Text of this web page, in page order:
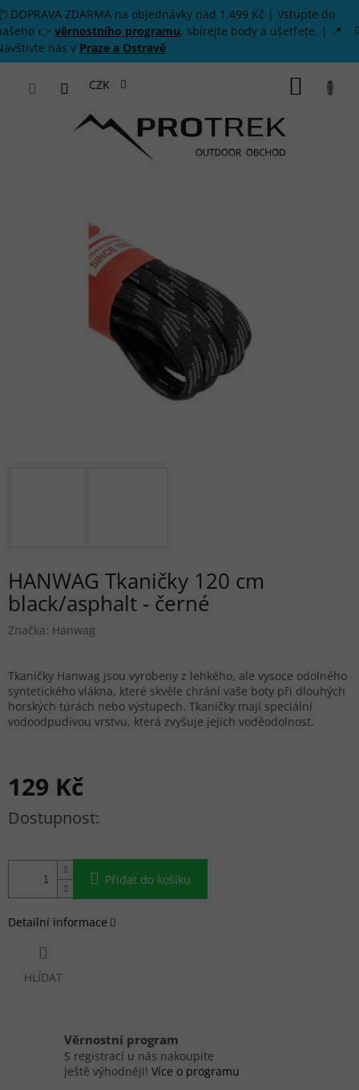
Přejít na obsah
DOPRAVA ZDARMA na objednávky nad 1.499 Kč | Vstupte do
👉 věrnostního programu, sbírejte body a ušetřete. | 📍
nás v Praze a Ostravě
CZK
HANWAG Tkaničky 120 cm
black/asphalt - černé
Značka: Hanwag
129 Kč
Měrná cena:
Přidat do košíku
Tkaničky Hanwag jsou vyrobeny z lehkého, ale vysoce odolného
syntetického vlákna, které skvěle chrání vaše boty při dlouhých
horských túrách nebo výstupech. Tkaničky mají speciální
vodoodpudivou vrstvu, která zvyšuje jejich voděodolnost.
Detailní informace
HLÍDAT
Věrnostní program
S registrací u nás nakoupíte
ještě výhodněji! Více o programu